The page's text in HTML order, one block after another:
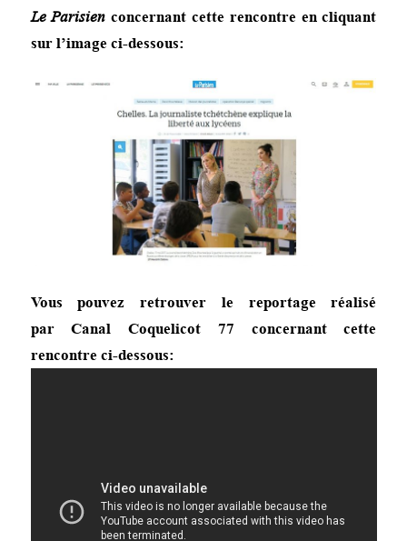
Le Parisien concernant cette rencontre en cliquant
sur l’image ci-dessous:
Vous pouvez retrouver le reportage réalisé
par Canal Coquelicot 77 concernant cette
rencontre ci-dessous: